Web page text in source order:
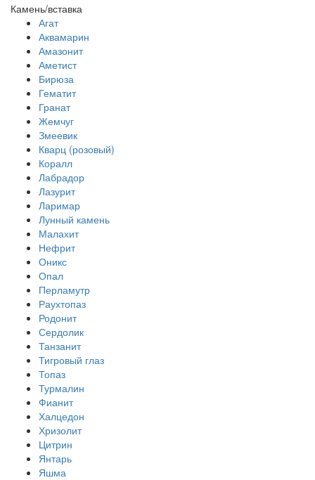
Камень/вставка
Агат
Аквамарин
Амазонит
Аметист
Бирюза
Гематит
Гранат
Жемчуг
Змеевик
Кварц (розовый)
Коралл
Лабрадор
Лазурит
Ларимар
Лунный камень
Малахит
Нефрит
Оникс
Опал
Перламутр
Раухтопаз
Родонит
Сердолик
Танзанит
Тигровый глаз
Топаз
Турмалин
Фианит
Халцедон
Хризолит
Цитрин
Янтарь
Яшма